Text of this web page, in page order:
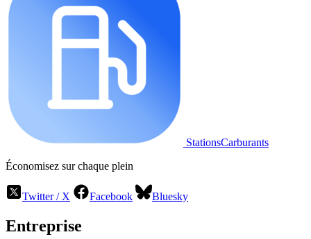
StationsCarburants
Économisez sur chaque plein
Twitter / X Facebook Bluesky
Entreprise